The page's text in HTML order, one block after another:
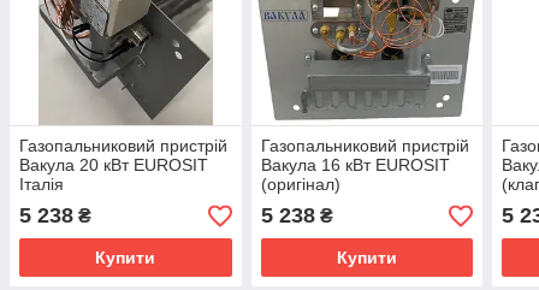
Газопальниковий пристрій
Вакула 20 кВт EUROSIT
Італія
5 238 ₴
Купити
Газопальниковий пристрій
Вакула 16 кВт EUROSIT
(оригінал)
5 238₴
Купити
5